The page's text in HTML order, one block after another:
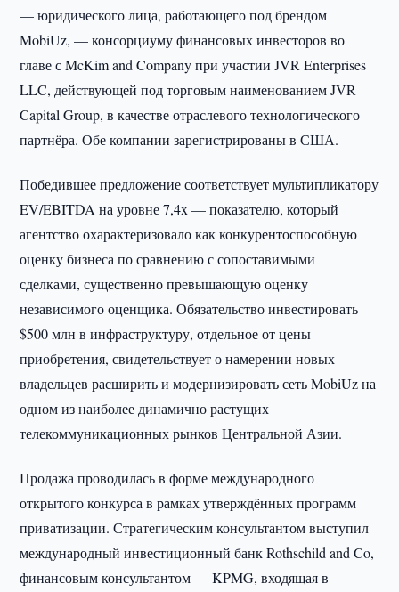
— юридического лица, работающего под брендом
MobiUz, — консорциуму финансовых инвесторов во
главе с McKim and Company при участии JVR Enterprises
LLC, действующей под торговым наименованием JVR
Capital Group, в качестве отраслевого технологического
партнёра. Обе компании зарегистрированы в США.
Победившее предложение соответствует мультипликатору
EV/EBITDA на уровне 7,4x — показателю, который
агентство охарактеризовало как конкурентоспособную
оценку бизнеса по сравнению с сопоставимыми
сделками, существенно превышающую оценку
независимого оценщика. Обязательство инвестировать
$500 млн в инфраструктуру, отдельное от цены
приобретения, свидетельствует о намерении новых
владельцев расширить и модернизировать сеть MobiUz на
одном из наиболее динамично растущих
телекоммуникационных рынков Центральной Азии.
Продажа проводилась в форме международного
открытого конкурса в рамках утверждённых программ
приватизации. Стратегическим консультантом выступил
международный инвестиционный банк Rothschild and Co,
финансовым консультантом — KPMG, входящая в